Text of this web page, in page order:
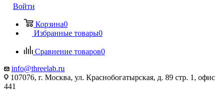
Войти
Корзина0
Избранные товары0
Сравнение товаров0
info@threelab.ru
107076, г. Москва, ул. Краснобогатырская, д. 89 стр. 1, офис
441